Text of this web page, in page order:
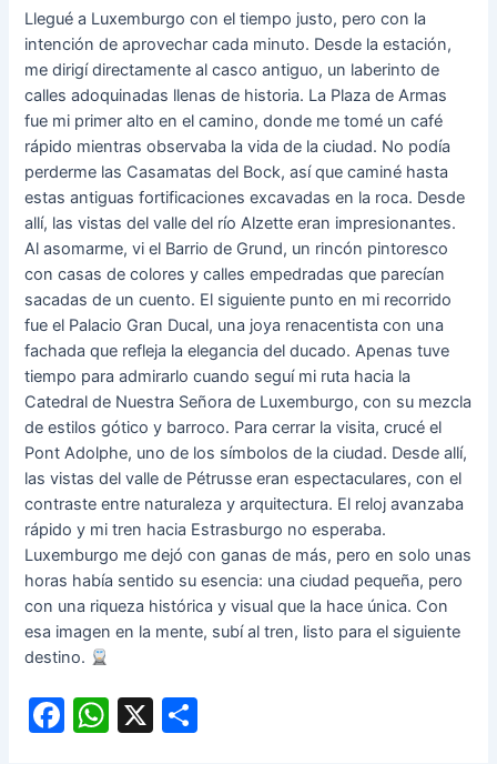
Llegué a Luxemburgo con el tiempo justo, pero con la
intención de aprovechar cada minuto. Desde la estación,
me dirigí directamente al casco antiguo, un laberinto de
calles adoquinadas llenas de historia. La Plaza de Armas
fue mi primer alto en el camino, donde me tomé un café
rápido mientras observaba la vida de la ciudad. No podía
perderme las Casamatas del Bock, así que caminé hasta
estas antiguas fortificaciones excavadas en la roca. Desde
allí, las vistas del valle del río Alzette eran impresionantes.
Al asomarme, vi el Barrio de Grund, un rincón pintoresco
con casas de colores y calles empedradas que parecían
sacadas de un cuento. El siguiente punto en mi recorrido
fue el Palacio Gran Ducal, una joya renacentista con una
fachada que refleja la elegancia del ducado. Apenas tuve
tiempo para admirarlo cuando seguí mi ruta hacia la
Catedral de Nuestra Señora de Luxemburgo, con su mezcla
de estilos gótico y barroco. Para cerrar la visita, crucé el
Pont Adolphe, uno de los símbolos de la ciudad. Desde allí,
las vistas del valle de Pétrusse eran espectaculares, con el
contraste entre naturaleza y arquitectura. El reloj avanzaba
rápido y mi tren hacia Estrasburgo no esperaba.
Luxemburgo me dejó con ganas de más, pero en solo unas
horas había sentido su esencia: una ciudad pequeña, pero
con una riqueza histórica y visual que la hace única. Con
esa imagen en la mente, subí al tren, listo para el siguiente
destino.
F
W X